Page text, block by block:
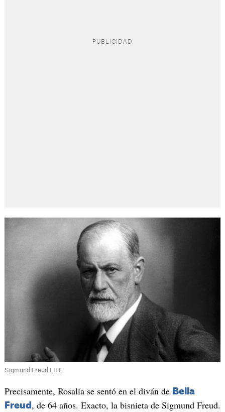
Sigmund Freud LIFE
Precisamente, Rosalía se sentó en el diván de Bella
Freud , de 64 años. Exacto, la bisnieta de Sigmund Freud.